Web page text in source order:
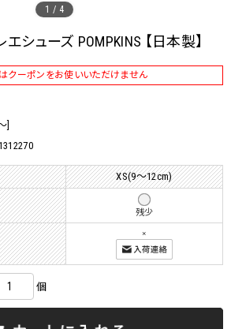
1 / 4
シューズ POMPKINS 【日本製】
クーポンをお使いいただけません
]
XS(9～12cm)
残少
×
個